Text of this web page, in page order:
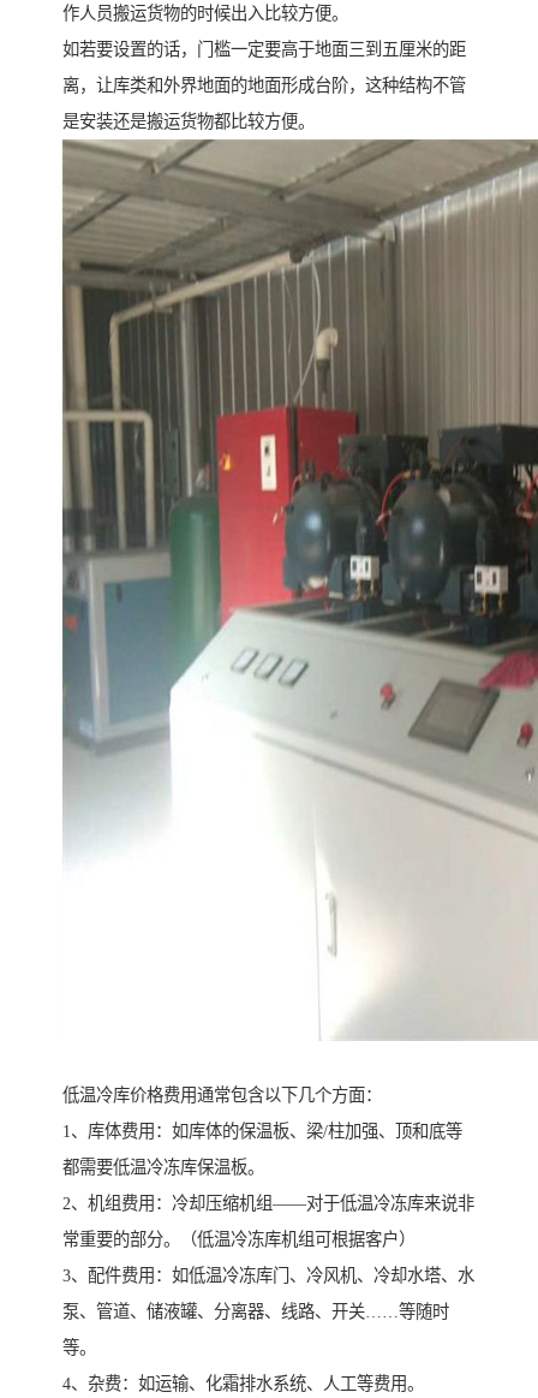
作人员搬运货物的时候出入比较方便。
如若要设置的话，门槛一定要高于地面三到五厘米的距
离，让库类和外界地面的地面形成台阶，这种结构不管
是安装还是搬运货物都比较方便。
低温冷库价格费用通常包含以下几个方面：
1、库体费用：如库体的保温板、梁/柱加强、顶和底等
都需要低温冷冻库保温板。
2、机组费用：冷却压缩机组——对于低温冷冻库来说非
常重要的部分。（低温冷冻库机组可根据客户）
3、配件费用：如低温冷冻库门、冷风机、冷却水塔、水
泵、管道、储液罐、分离器、线路、开关……等随时
等。
4、杂费：如运输、化霜排水系统、人工等费用。